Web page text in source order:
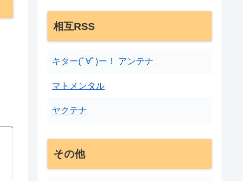
相互RSS
キター(ﾟ∀ﾟ)ー！ アンテナ
マトメンタル
ヤクテナ
その他